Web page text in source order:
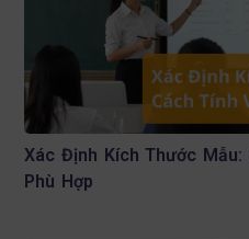
Xác Định Kích Thước Mẫu:
Phù Hợp